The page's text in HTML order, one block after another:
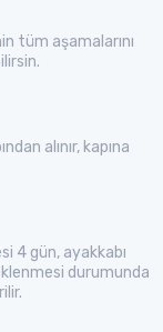
tüm aşamalarını
alınır, kapına
4 gün, ayakkabı
durumunda